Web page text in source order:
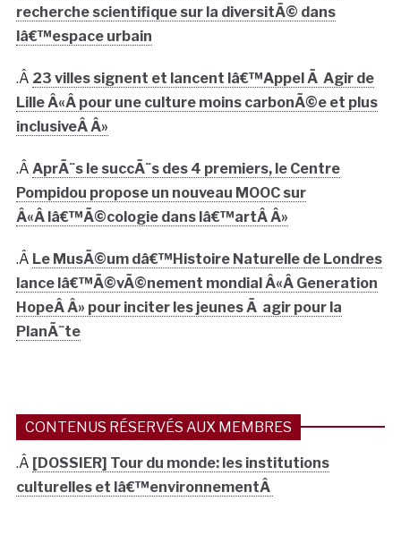
recherche scientifique sur la diversitÃ© dans
lâ€™espace urbain
.Â 23 villes signent et lancent lâ€™Appel Ã Agir de
Lille Â«Â pour une culture moins carbonÃ©e et plus
inclusiveÂ Â»
.Â AprÃ¨s le succÃ¨s des 4 premiers, le Centre
Pompidou propose un nouveau MOOC sur
Â«Â lâ€™Ã©cologie dans lâ€™artÂ Â»
.Â Le MusÃ©um dâ€™Histoire Naturelle de Londres
lance lâ€™Ã©vÃ©nement mondial Â«Â Generation
HopeÂ Â» pour inciter les jeunes Ã agir pour la
PlanÃ¨te
CONTENUS RÉSERVÉS AUX MEMBRES
.Â [DOSSIER] Tour du monde: les institutions
culturelles et lâ€™environnementÂ